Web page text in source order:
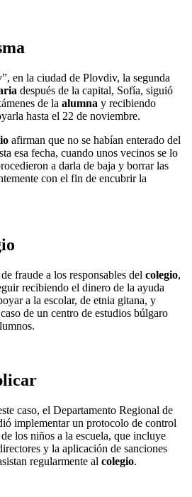
en la ciudad de Plovdiv, la segunda
después de la capital, Sofía, siguió
de la alumna y recibiendo
hasta el 22 de noviembre.
afirman que no se habían enterado del
esa fecha, cuando unos vecinos se lo
a darla de baja y borrar las
con el fin de encubrir la
fraude a los responsables del colegio,
recibiendo el dinero de la ayuda
a la escolar, de etnia gitana, y
de un centro de estudios búlgaro
caso, el Departamento Regional de
implementar un protocolo de control
los niños a la escuela, que incluye
y la aplicación de sanciones
regularmente al colegio.